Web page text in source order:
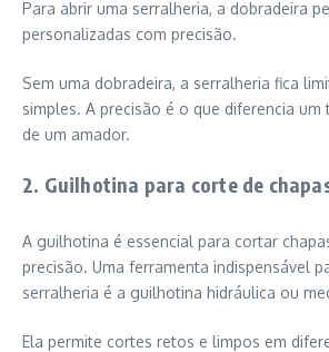
Para abrir uma serralheria, a dobradeira
personalizadas com precisão.
Sem uma dobradeira, a serralheria fica
simples. A precisão é o que diferencia
de um amador.
2. Guilhotina para corte de
A guilhotina é essencial para cortar
precisão. Uma ferramenta indispensável
serralheria é a guilhotina hidráulica ou
Ela permite cortes retos e limpos em